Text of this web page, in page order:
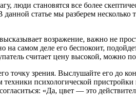
люди становятся все более
статье мы разберем
возражение, важно не
самом деле его беспокоит,
считает цену высокой, можно
точку зрения. Выслушайте его до
психологической
«Да, цвет — это